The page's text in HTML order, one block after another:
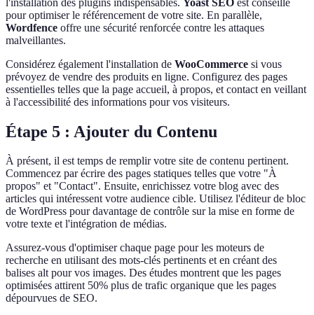
pour optimiser le référencement de votre site. En parallèle,
Wordfence offre une sécurité renforcée contre les attaques
malveillantes.
Considérez également l'installation de WooCommerce si vous
prévoyez de vendre des produits en ligne. Configurez des pages
essentielles telles que la page accueil, à propos, et contact en veillant
à l'accessibilité des informations pour vos visiteurs.
Étape 5 : Ajouter du Contenu
À présent, il est temps de remplir votre site de contenu pertinent.
Commencez par écrire des pages statiques telles que votre "À
propos" et "Contact". Ensuite, enrichissez votre blog avec des
articles qui intéressent votre audience cible. Utilisez l'éditeur de bloc
de WordPress pour davantage de contrôle sur la mise en forme de
votre texte et l'intégration de médias.
Assurez-vous d'optimiser chaque page pour les moteurs de
recherche en utilisant des mots-clés pertinents et en créant des
balises alt pour vos images. Des études montrent que les pages
optimisées attirent 50% plus de trafic organique que les pages
dépourvues de SEO.